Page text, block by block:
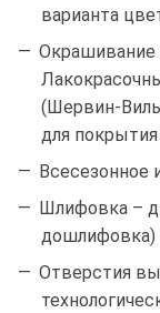
варианта
Окрашивание
(Шервин-
для
Всесезонное
Шлифовка –
дошлифовка)
Отверстия